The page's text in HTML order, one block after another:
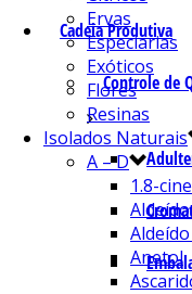
Cadeia Produtiva
Controle de
Ervas
Especiarias
Exóticos
Flores
Resinas
Isolados Naturais
A – D
1.8-
Anetol